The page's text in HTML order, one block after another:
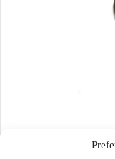
Saiba roata spate Strida